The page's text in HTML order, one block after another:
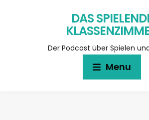
DAS
Der Podcast über Spielen
Menu